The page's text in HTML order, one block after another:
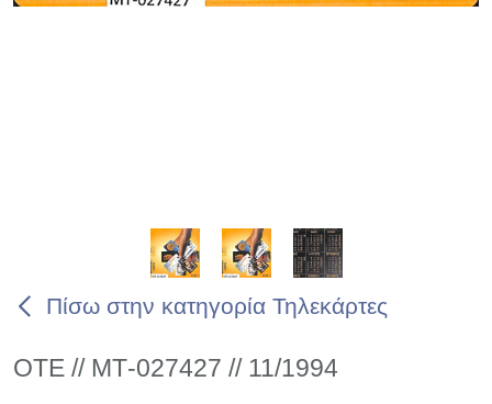
Πίσω στην κατηγορία Τηλεκάρτες
ΟΤΕ // ΜΤ-027427 // 11/1994